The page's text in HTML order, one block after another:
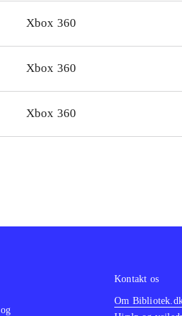
et teknisk gennemført spil
Xbox 360
Xbox 360
Xbox 360
Kontakt os
Om